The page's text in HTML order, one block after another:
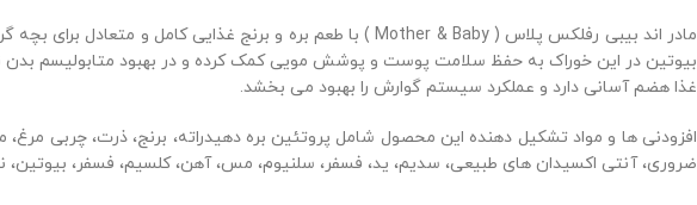
مادر اند بیبی رفلکس پلاس (Mother & Baby) با طعم بره و برنج غذایی کامل و متعادل برای بچه
بیوتین در این خوراک به حفظ سلامت پوست و پوشش مویی کمک کرده و در بهبود متابولیسم
غذا هضم آسانی دارد و عملکرد سیستم گوارش را بهبود می بخشد.
افزودنی ها و مواد تشکیل دهنده این محصول شامل پروتئین بره دهیدراته، برنج، ذرت، چربی مرغ،
ضروری، آنتی اکسیدان های طبیعی، سدیم، ید، فسفر، سلنیوم، مس، آهن، کلسیم، فسفر، بیوتین، نیاسین و کلسیم پانتوتنات و